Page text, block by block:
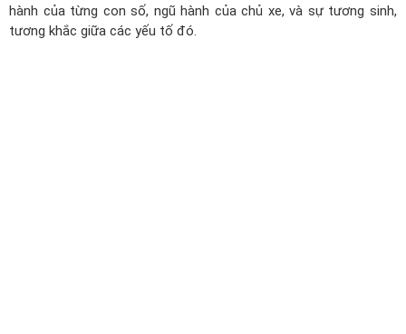
hành của từng con số, ngũ hành của chủ xe, và sự tương sinh,
tương khắc giữa các yếu tố đó.